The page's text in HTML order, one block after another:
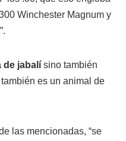
Winchester Magnum y
de jabalí sino también
es un animal de
las mencionadas, “se